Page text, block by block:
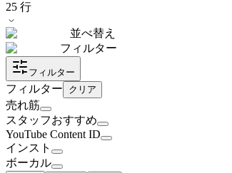
25 行
並べ替え
フィルター
フィルター
フィルター クリア
売れ筋
スタッフおすすめ
YouTube Content ID
インスト
ボーカル